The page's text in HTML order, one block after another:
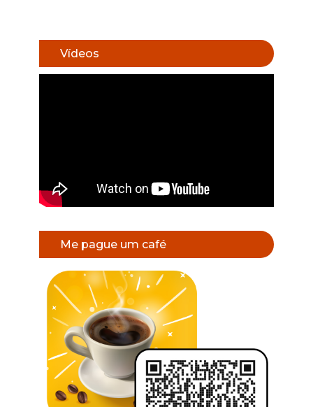
Vídeos
Me pague um café